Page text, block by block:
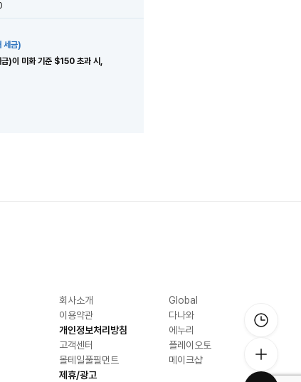
세금)
금)이 미화 기준 $150 초과 시,
회사소개
이용약관
개인정보처리방침
고객센터
몰테일풀필먼트
제휴/광고
Global
다나와
에누리
플레이오토
메이크샵